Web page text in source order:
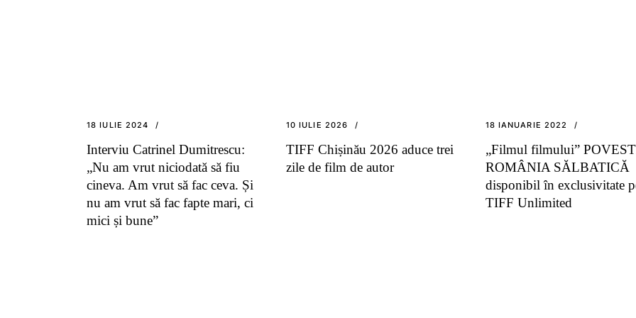
18 IULIE 2024
Interviu Catrinel Dumitrescu:
„Nu am vrut niciodată să fiu
cineva. Am vrut să fac ceva. Și
nu am vrut să fac fapte mari, ci
mici și bune”
10 IULIE 2026
TIFF Chișinău 2026 aduce trei
zile de film de autor
18 IANUARIE 2022
„Filmul filmului”
ROMÂNIA SĂLBATICĂ
disponibil în exclusivitate
TIFF Unlimited